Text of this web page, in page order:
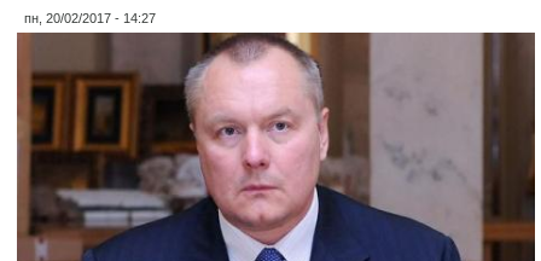
пн, 20/02/2017 - 14:27